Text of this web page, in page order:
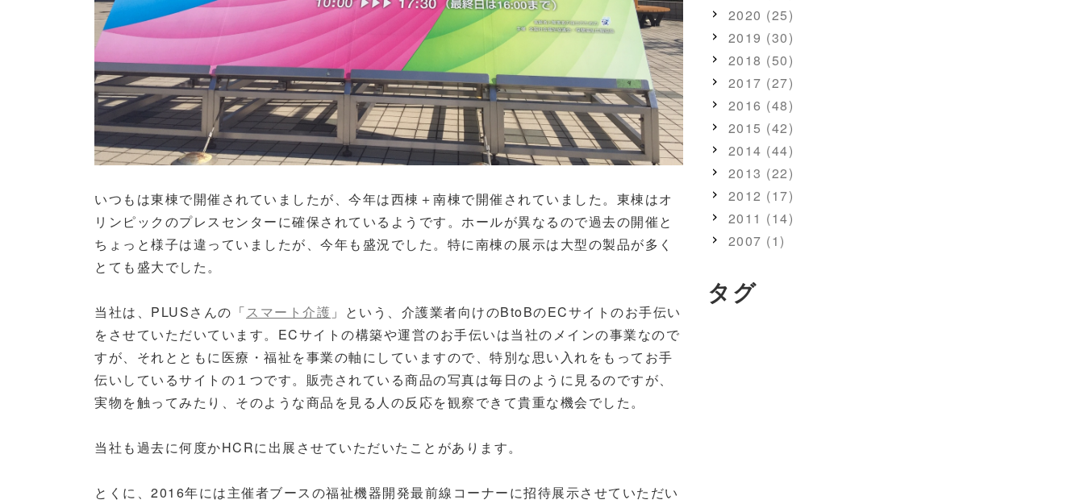
いつもは東棟で開催されていましたが、今年は西棟＋南棟で開催されていました。東棟はオ
リンピックのプレスセンターに確保されているようです。ホールが異なるので過去の開催と
ちょっと様子は違っていましたが、今年も盛況でした。特に南棟の展示は大型の製品が多く
とても盛大でした。
当社は、PLUSさんの「スマート介護 」という、介護業者向けのBtoBのECサイトのお手伝い
をさせていただいています。ECサイトの構築や運営のお手伝いは当社のメインの事業なので
すが、それとともに医療・福祉を事業の軸にしていますので、特別な思い入れをもってお手
伝いしているサイトの１つです。販売されている商品の写真は毎日のように見るのですが、
実物を触ってみたり、そのような商品を見る人の反応を観察できて貴重な機会でした。
当社も過去に何度かHCRに出展させていただいたことがあります。
とくに、2016年には主催者ブースの福祉機器開発最前線コーナーに招待展示させていただい
2020 (25)
2019 (30)
2018 (50)
2017 (27)
2016 (48)
2015 (42)
2014 (44)
2013 (22)
2012 (17)
2011 (14)
2007 (1)
タグ